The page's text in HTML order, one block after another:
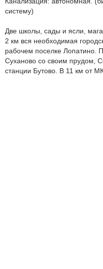
систему)
Две школы, сады и ясли,
2 км вся необходимая
рабочем поселке Лопатино.
Суханово со своим прудом,
станции Бутово. В 11 км от